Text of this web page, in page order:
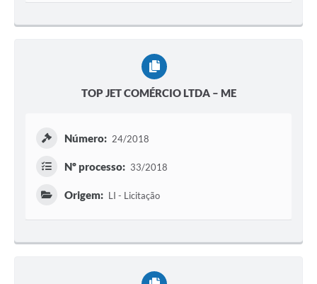
TOP JET COMÉRCIO LTDA – ME
Número: 24/2018
Nº processo: 33/2018
Origem: LI - Licitação